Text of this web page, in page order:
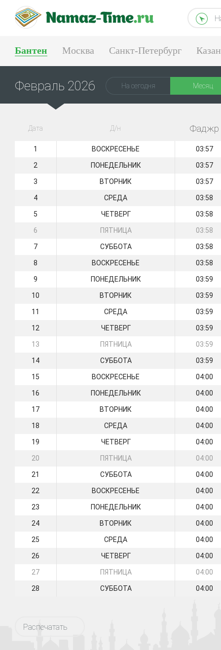
Бантен Москва Санкт-Петербург
Февраль 2026 На сегодня Месяц
Дата Д/н Фаджр
1 ВОСКРЕСЕНЬЕ 03:57
2 ПОНЕДЕЛЬНИК 03:57
3 ВТОРНИК 03:57
4 СРЕДА 03:58
5 ЧЕТВЕРГ 03:58
6 ПЯТНИЦА 03:58
7 СУББОТА 03:58
8 ВОСКРЕСЕНЬЕ 03:58
9 ПОНЕДЕЛЬНИК 03:59
10 ВТОРНИК 03:59
11 СРЕДА 03:59
12 ЧЕТВЕРГ 03:59
13 ПЯТНИЦА 03:59
14 СУББОТА 03:59
15 ВОСКРЕСЕНЬЕ 04:00
16 ПОНЕДЕЛЬНИК 04:00
17 ВТОРНИК 04:00
18 СРЕДА 04:00
19 ЧЕТВЕРГ 04:00
20 ПЯТНИЦА 04:00
21 СУББОТА 04:00
22 ВОСКРЕСЕНЬЕ 04:00
23 ПОНЕДЕЛЬНИК 04:00
24 ВТОРНИК 04:00
25 СРЕДА 04:00
26 ЧЕТВЕРГ 04:00
27 ПЯТНИЦА 04:00
28 СУББОТА 04:00
Распечатать